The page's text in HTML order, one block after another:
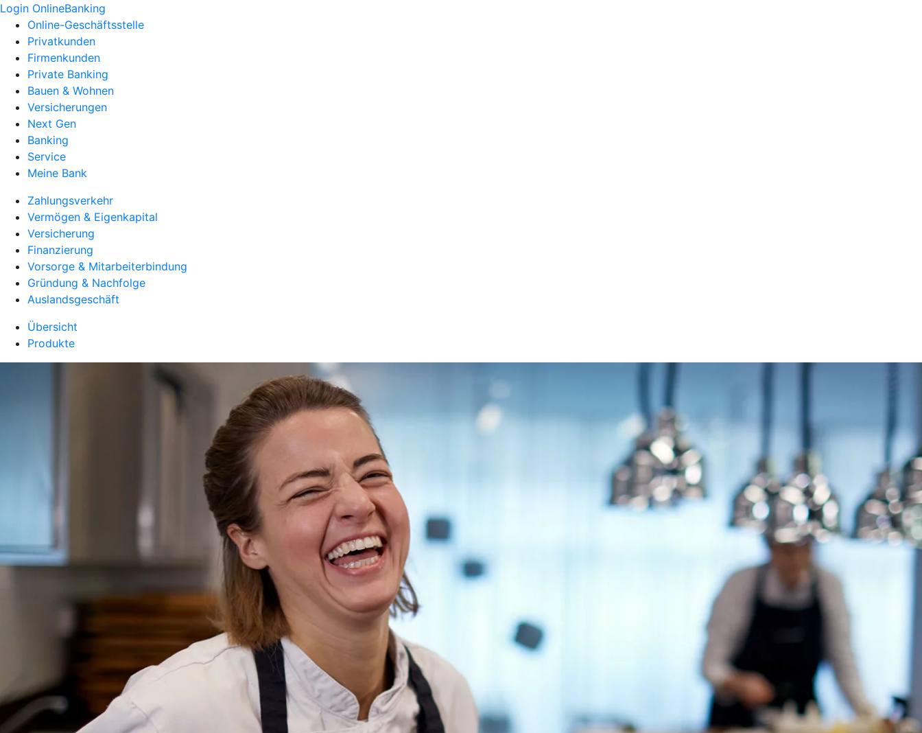
Login OnlineBanking
Online-Geschäftsstelle
Privatkunden
Firmenkunden
Private Banking
Bauen & Wohnen
Versicherungen
Next Gen
Banking
Service
Meine Bank
Zahlungsverkehr
Vermögen & Eigenkapital
Versicherung
Finanzierung
Vorsorge & Mitarbeiterbindung
Gründung & Nachfolge
Auslandsgeschäft
Übersicht
Produkte